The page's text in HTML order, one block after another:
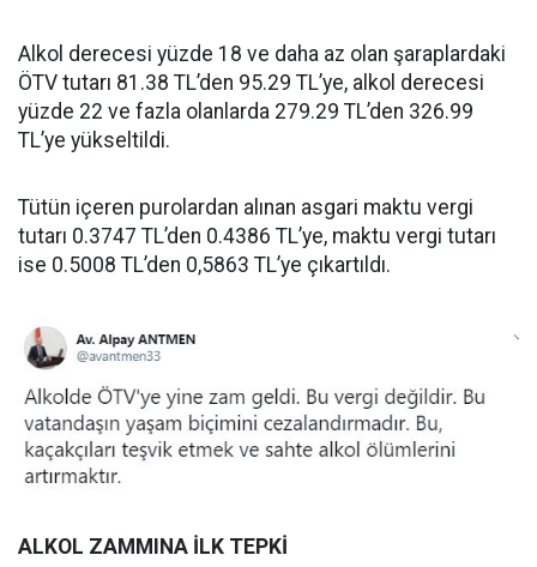
Alkol derecesi yüzde 18 ve daha az olan şaraplardaki
ÖTV tutarı 81.38 TL’den 95.29 TL’ye, alkol derecesi
yüzde 22 ve fazla olanlarda 279.29 TL’den 326.99
TL’ye yükseltildi.
Tütün içeren purolardan alınan asgari maktu vergi
tutarı 0.3747 TL’den 0.4386 TL’ye, maktu vergi tutarı
ise 0.5008 TL’den 0,5863 TL’ye çıkartıldı.
ALKOL ZAMMINA İLK TEPKİ